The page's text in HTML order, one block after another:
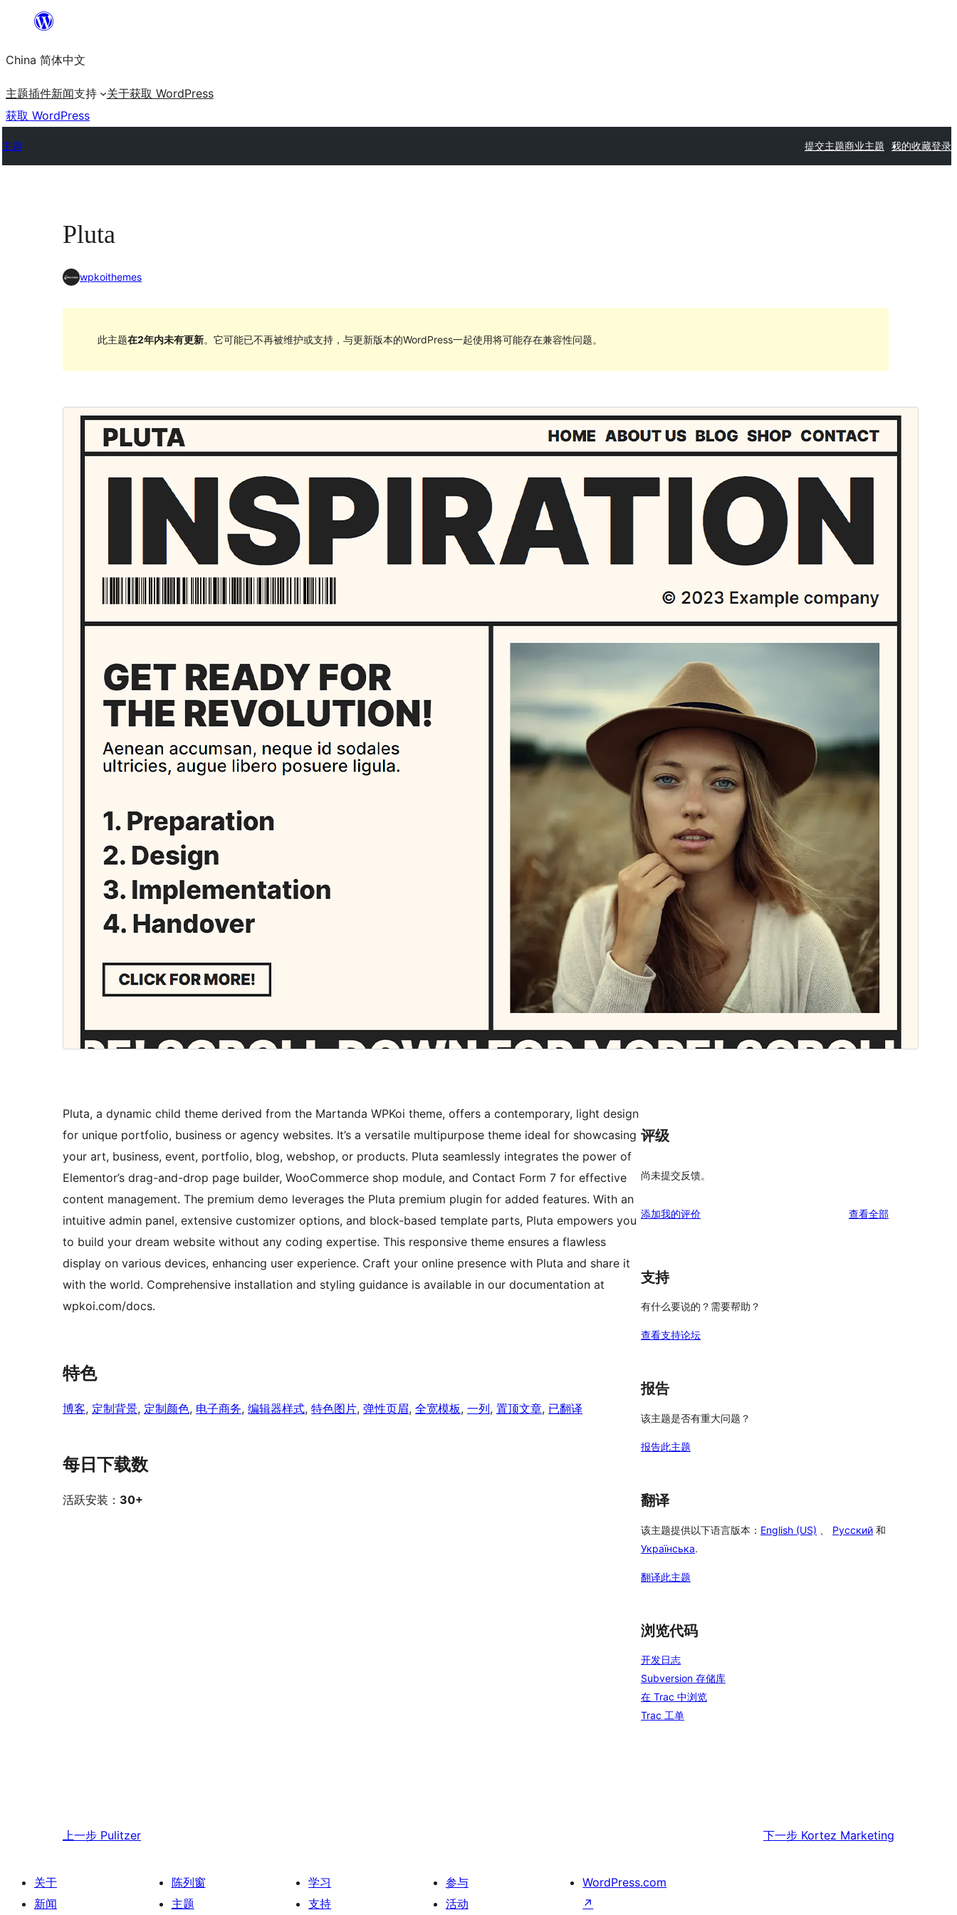
内
容
China 简体中文
主题插件新闻支持 关于获取 WordPress
获取 WordPress
主题 提交主题商业主题 我的收藏登录
Pluta
wpkoithemes
此主题在2年内未有更新。它可能已不再被维护或支持，与更新版本的WordPress一起使用将可能存在兼容性问题。
商业主题
此主题免费，但提供额外的付费商业升级或支持服务。
预览下载
Martanda 的子主题。
WordPress 版本
6.1
PHP 版本
7.0
Pluta, a dynamic child theme derived from the Martanda WPKoi theme, offers a contemporary, light design
for unique portfolio, business or agency websites. It’s a versatile multipurpose theme ideal for showcasing
your art, business, event, portfolio, blog, webshop, or products. Pluta seamlessly integrates the power of
Elementor’s drag-and-drop page builder, WooCommerce shop module, and Contact Form 7 for effective
content management. The premium demo leverages the Pluta premium plugin for added features. With an
intuitive admin panel, extensive customizer options, and block-based template parts, Pluta empowers you
to build your dream website without any coding expertise. This responsive theme ensures a flawless
display on various devices, enhancing user experience. Craft your online presence with Pluta and share it
with the world. Comprehensive installation and styling guidance is available in our documentation at
wpkoi.com/docs.
特色
博客, 定制背景, 定制颜色, 电子商务, 编辑器样式, 特色图片, 弹性页眉, 全宽模板, 一列, 置顶文章, 已翻译
每日下载数
活跃安装： 30+
评级
尚未提交反馈。
添加我的评价 查看全部评
支持
有什么要说的？需要帮助？
查看支持论坛
报告
该主题是否有重大问题？
报告此主题
翻译
该主题提供以下语言版本： English (US) Русский 和
Українська.
翻译此主题
浏览代码
开发日志
Subversion 存储库
在 Trac 中浏览
Trac 工单
上一步 Pulitzer 下一步 Kortez Marketing
关于
新闻
陈列窗
主题
学习
支持
参与
活动
WordPress.com
↗